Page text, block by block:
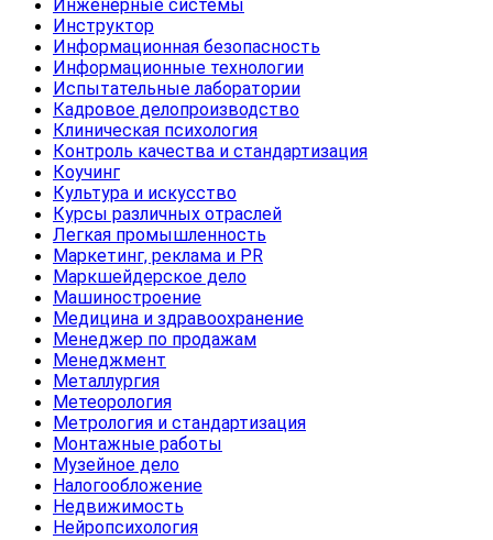
Инженерные системы
Инструктор
Информационная безопасность
Информационные технологии
Испытательные лаборатории
Кадровое делопроизводство
Клиническая психология
Контроль качества и стандартизация
Коучинг
Культура и искусство
Курсы различных отраслей
Легкая промышленность
Маркетинг, реклама и PR
Маркшейдерское дело
Машиностроение
Медицина и здравоохранение
Менеджер по продажам
Менеджмент
Металлургия
Метеорология
Метрология и стандартизация
Монтажные работы
Музейное дело
Налогообложение
Недвижимость
Нейропсихология